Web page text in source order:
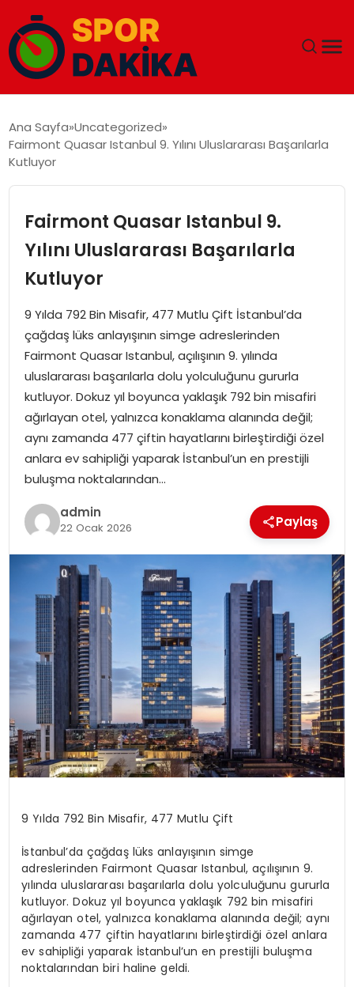
GÜNDEM
EKONOMI
MAGAZIN
SAĞLIK
SIYASET
SPOR
TEKNOLOJI
YAŞAM
Ana Sayfa Uncategorized
Fairmont Quasar Istanbul 9. Yılını Uluslararası Başarılarla
Kutluyor
Fairmont Quasar Istanbul 9.
Yılını Uluslararası Başarılarla
Kutluyor
9 Yılda 792 Bin Misafir, 477 Mutlu Çift İstanbul’da
çağdaş lüks anlayışının simge adreslerinden
Fairmont Quasar Istanbul, açılışının 9. yılında
uluslararası başarılarla dolu yolculuğunu gururla
kutluyor. Dokuz yıl boyunca yaklaşık 792 bin misafiri
ağırlayan otel, yalnızca konaklama alanında değil;
aynı zamanda 477 çiftin hayatlarını birleştirdiği özel
anlara ev sahipliği yaparak İstanbul’un en prestijli
buluşma noktalarından…
admin
22 Ocak 2026 Paylaş
9 Yılda 792 Bin Misafir, 477 Mutlu Çift
İstanbul’da çağdaş lüks anlayışının simge
adreslerinden Fairmont Quasar Istanbul, açılışının 9.
yılında uluslararası başarılarla dolu yolculuğunu gururla
kutluyor. Dokuz yıl boyunca yaklaşık 792 bin misafiri
ağırlayan otel, yalnızca konaklama alanında değil; aynı
zamanda 477 çiftin hayatlarını birleştirdiği özel anlara
ev sahipliği yaparak İstanbul’un en prestijli buluşma
noktalarından biri haline geldi.